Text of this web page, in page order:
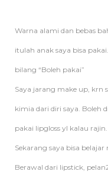
Warna alami dan bebas
itulah anak saya bisa
bilang “Boleh pakai”
Saya jarang make up, krn
kimia dari diri saya. Boleh
pakai lipgloss yl kalau
Sekarang saya bisa
Berawal dari lipstick,